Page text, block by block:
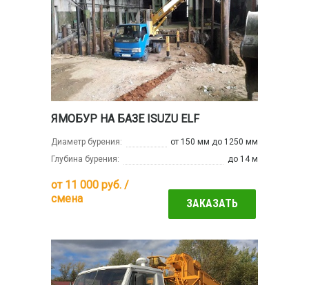
ЯМОБУР НА БАЗЕ ISUZU ELF
Диаметр бурения:
от 150 мм до 1250 мм
Глубина бурения:
до 14 м
от 11 000 руб. /
смена
ЗАКАЗАТЬ